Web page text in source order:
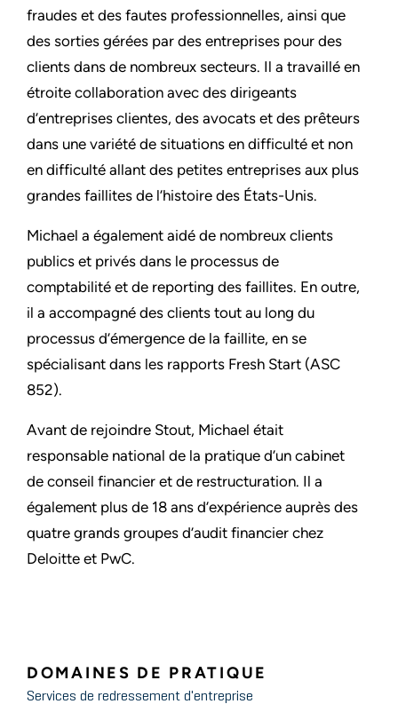
fraudes et des fautes professionnelles, ainsi que
des sorties gérées par des entreprises pour des
clients dans de nombreux secteurs. Il a travaillé en
étroite collaboration avec des dirigeants
d’entreprises clientes, des avocats et des prêteurs
dans une variété de situations en difficulté et non
en difficulté allant des petites entreprises aux plus
grandes faillites de l’histoire des États-Unis.
Michael a également aidé de nombreux clients
publics et privés dans le processus de
comptabilité et de reporting des faillites. En outre,
il a accompagné des clients tout au long du
processus d’émergence de la faillite, en se
spécialisant dans les rapports Fresh Start (ASC
852).
Avant de rejoindre Stout, Michael était
responsable national de la pratique d’un cabinet
de conseil financier et de restructuration. Il a
également plus de 18 ans d’expérience auprès des
quatre grands groupes d’audit financier chez
Deloitte et PwC.
DOMAINES DE PRATIQUE
Services de redressement d'entreprise